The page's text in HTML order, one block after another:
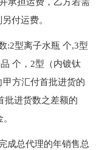
付运费。
型离子水瓶 个,3型
个，2型（内镀钛
方汇付首批进货的
批进货数之差额的
总代理的年销售总